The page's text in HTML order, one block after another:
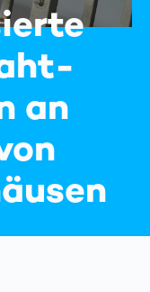
an